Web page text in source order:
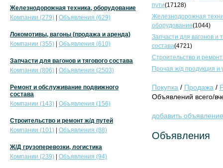
пути(17128)
Железнодорожная
оборудование(1044)
Запчасти для вагонов и
состава(4721)
Строительство и
Прочая ж/д продукция и
Покупка / Продажа /
Объявлений всего/
добавить объявление
Объявления
Железнодорожная техника, оборудование
Компании (279)
Объявления (629)
Локомотивы, вагоны (продажа и аренда)
Компании (355)
Объявления (610)
Запчасти для вагонов и тягового состава
Компании (806)
Объявления (2503)
Ремонт и обслуживание подвижного
состава
Компании (143)
Объявления (156)
Строительство и ремонт ж/д путей
Компании (101)
Объявления (88)
Ж/Д грузоперевозки, логистика
Компании (239)
Объявления (94)